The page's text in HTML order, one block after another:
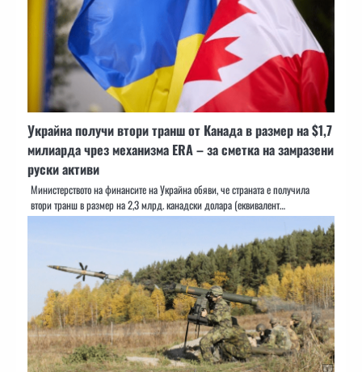
Украйна получи втори транш от Канада в размер на $1,7
милиарда чрез механизма ERA – за сметка на замразени
руски активи
Министерството на финансите на Украйна обяви, че страната е получила
втори транш в размер на 2,3 млрд. канадски долара (еквивалент…